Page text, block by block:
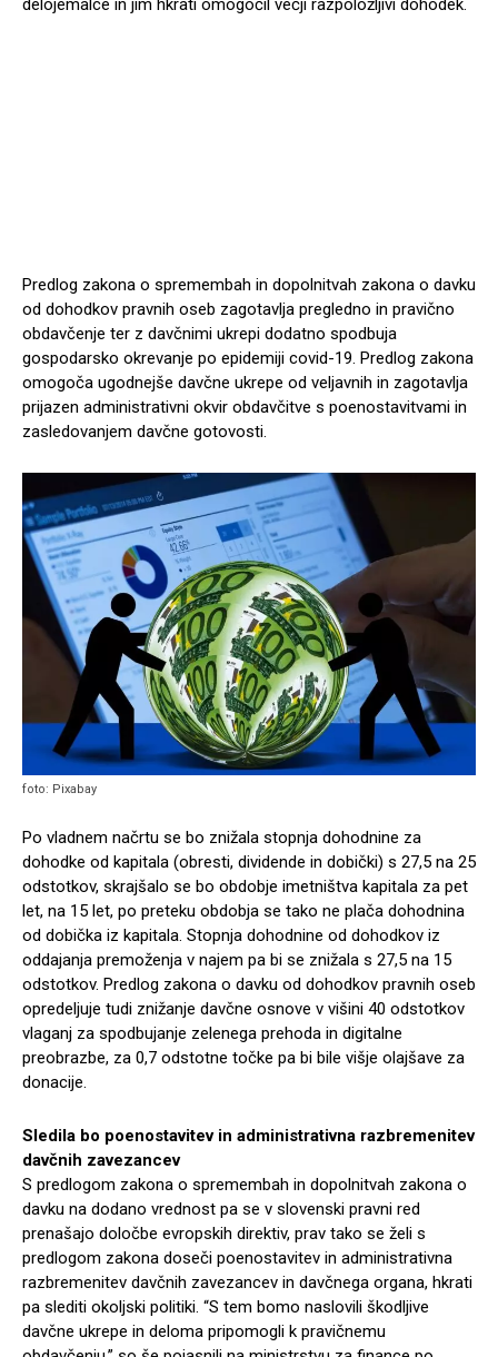
delojemalce in jim hkrati omogočil večji razpoložljivi dohodek.
Predlog zakona o spremembah in dopolnitvah zakona o davku
od dohodkov pravnih oseb zagotavlja pregledno in pravično
obdavčenje ter z davčnimi ukrepi dodatno spodbuja
gospodarsko okrevanje po epidemiji covid-19. Predlog zakona
omogoča ugodnejše davčne ukrepe od veljavnih in zagotavlja
prijazen administrativni okvir obdavčitve s poenostavitvami in
zasledovanjem davčne gotovosti.
foto: Pixabay
Po vladnem načrtu se bo znižala stopnja dohodnine za
dohodke od kapitala (obresti, dividende in dobički) s 27,5 na 25
odstotkov, skrajšalo se bo obdobje imetništva kapitala za pet
let, na 15 let, po preteku obdobja se tako ne plača dohodnina
od dobička iz kapitala. Stopnja dohodnine od dohodkov iz
oddajanja premoženja v najem pa bi se znižala s 27,5 na 15
odstotkov. Predlog zakona o davku od dohodkov pravnih oseb
opredeljuje tudi znižanje davčne osnove v višini 40 odstotkov
vlaganj za spodbujanje zelenega prehoda in digitalne
preobrazbe, za 0,7 odstotne točke pa bi bile višje olajšave za
donacije.
Sledila bo poenostavitev in administrativna razbremenitev
davčnih zavezancev
S predlogom zakona o spremembah in dopolnitvah zakona o
davku na dodano vrednost pa se v slovenski pravni red
prenašajo določbe evropskih direktiv, prav tako se želi s
predlogom zakona doseči poenostavitev in administrativna
razbremenitev davčnih zavezancev in davčnega organa, hkrati
pa slediti okoljski politiki. “S tem bomo naslovili škodljive
davčne ukrepe in deloma pripomogli k pravičnemu